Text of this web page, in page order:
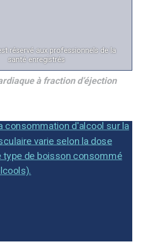
réservé aux professionnels de la
santé enregistrés
à fraction d’éjection